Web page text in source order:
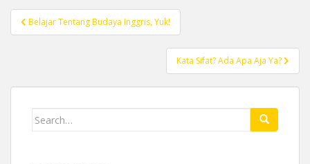
Post
navigation
Belajar Tentang Budaya Inggris, Yuk!
Kata Sifat? Ada Apa Aja Ya?
Search